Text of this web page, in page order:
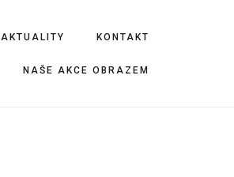
AKTUALITY KONTAKT
NAŠE AKCE OBRAZEM